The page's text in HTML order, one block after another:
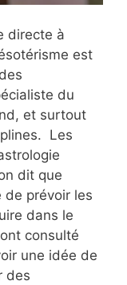
directe à
est
du
et surtout
Les
dit que
de prévoir les
dans le
consulté
une idée de
des